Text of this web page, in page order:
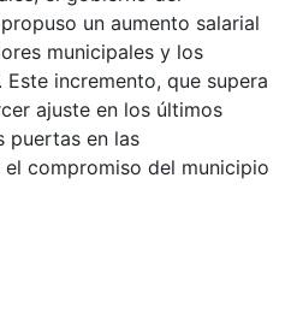
un aumento salarial
municipales y los
incremento, que supera
ajuste en los últimos
puertas en las
compromiso del municipio